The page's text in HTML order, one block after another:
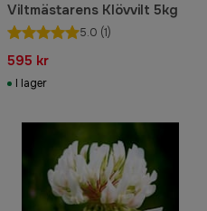
Viltmästarens Klövvilt 5kg
5.0 (1)
595 kr
I lager